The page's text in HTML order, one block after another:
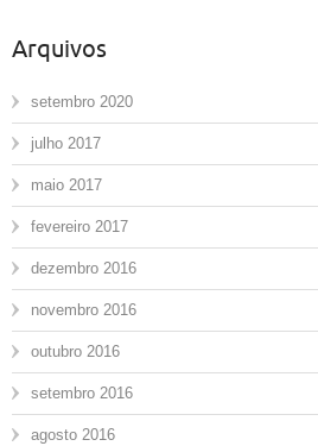
Arquivos
setembro 2020
julho 2017
maio 2017
fevereiro 2017
dezembro 2016
novembro 2016
outubro 2016
setembro 2016
agosto 2016